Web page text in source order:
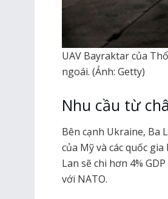
UAV Bayraktar của
ngoái. (Ảnh: Getty)
Nhu cầu từ
Bên cạnh Ukraine, Ba
của Mỹ và các quốc
Lan sẽ chi hơn 4%
với NATO.